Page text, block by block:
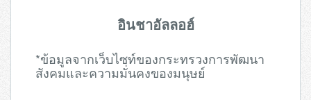
อินชาอัลลอฮ์
*ข้อมูลจากเว็บไซท์ของกระทรวงการพัฒนา
สังคมและความมั่นคงของมนุษย์